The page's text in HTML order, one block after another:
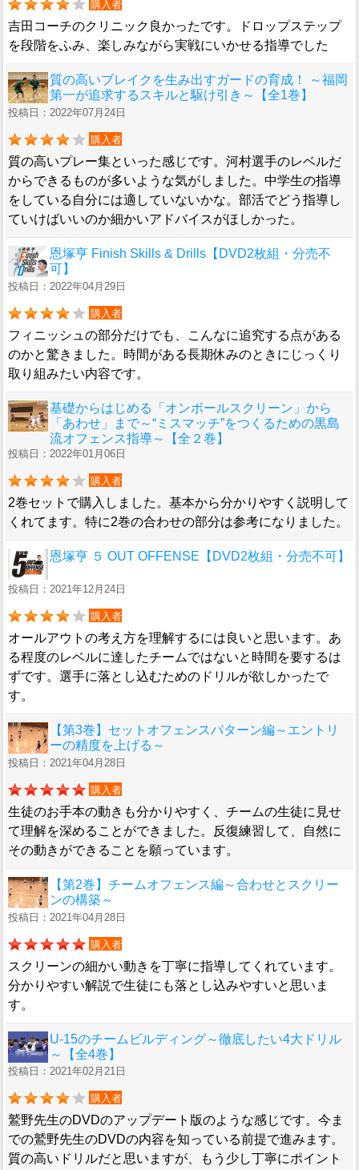
購入者
吉田コーチのクリニック良かったです。ドロップステップ
を段階をふみ、楽しみながら実戦にいかせる指導でした
質の高いブレイクを生み出すガードの育成！ ～福岡
第一が追求するスキルと駆け引き～【全1巻】
投稿日：2022年07月24日
購入者
質の高いプレー集といった感じです。河村選手のレベルだ
からできるものが多いような気がしました。中学生の指導
をしている自分には適していないかな。部活でどう指導し
ていけばいいのか細かいアドバイスがほしかった。
恩塚亨 Finish Skills & Drills【DVD2枚組・分売不
可】
投稿日：2022年04月29日
購入者
フィニッシュの部分だけでも、こんなに追究する点がある
のかと驚きました。時間がある長期休みのときにじっくり
取り組みたい内容です。
基礎からはじめる「オンボールスクリーン」から
「あわせ」まで～“ミスマッチ”をつくるための黒島
流オフェンス指導～【全２巻】
投稿日：2022年01月06日
購入者
2巻セットで購入しました。基本から分かりやすく説明して
くれてます。特に2巻の合わせの部分は参考になりました。
恩塚亨 ５ OUT OFFENSE【DVD2枚組・分売不可】
投稿日：2021年12月24日
購入者
オールアウトの考え方を理解するには良いと思います。あ
る程度のレベルに達したチームではないと時間を要するは
ずです。選手に落とし込むためのドリルが欲しかったで
す。
【第3巻】セットオフェンスパターン編～エントリ
ーの精度を上げる～
投稿日：2021年04月28日
購入者
生徒のお手本の動きも分かりやすく、チームの生徒に見せ
て理解を深めることができました。反復練習して、自然に
その動きができることを願っています。
【第2巻】チームオフェンス編～合わせとスクリー
ンの構築～
投稿日：2021年04月28日
購入者
スクリーンの細かい動きを丁寧に指導してくれています。
分かりやすい解説で生徒にも落とし込みやすいと思いま
す。
U-15のチームビルディング～徹底したい4大ドリル
～【全4巻】
投稿日：2021年02月21日
購入者
鷲野先生のDVDのアップデート版のような感じです。今ま
での鷲野先生のDVDの内容を知っている前提で進みます。
質の高いドリルだと思いますが、もう少し丁寧にポイント